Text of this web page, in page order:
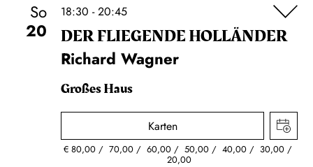
So
20
18:30 - 20:45
DER FLIE­GEN­DE HOL­LÄN­DER
Richard Wagner
Großes Haus
Karten
€80,00 70,00 60,00 50,00 40,00 30,00
20,00